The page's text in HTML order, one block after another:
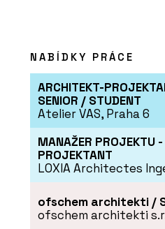
NABÍDKY PRÁCE
ARCHITEKT-
SENIOR / STUDENT
Atelier VAS, Praha 6
MANAŽER PROJEKTU -
PROJEKTANT
LOXIA Architectes
ofschem architekti /
ofschem architekti